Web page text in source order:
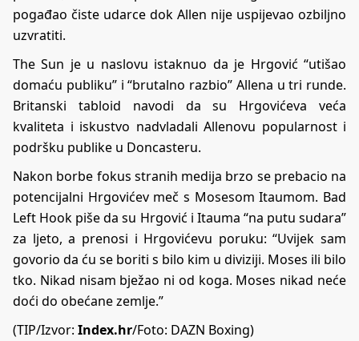
pogađao čiste udarce dok Allen nije uspijevao ozbiljno
uzvratiti.
The Sun je u naslovu istaknuo da je Hrgović “utišao
domaću publiku” i “brutalno razbio” Allena u tri runde.
Britanski tabloid navodi da su Hrgovićeva veća
kvaliteta i iskustvo nadvladali Allenovu popularnost i
podršku publike u Doncasteru.
Nakon borbe fokus stranih medija brzo se prebacio na
potencijalni Hrgovićev meč s Mosesom Itaumom. Bad
Left Hook piše da su Hrgović i Itauma “na putu sudara”
za ljeto, a prenosi i Hrgovićevu poruku: “Uvijek sam
govorio da ću se boriti s bilo kim u diviziji. Moses ili bilo
tko. Nikad nisam bježao ni od koga. Moses nikad neće
doći do obećane zemlje.”
(TIP/Izvor: Index.hr/Foto: DAZN Boxing)